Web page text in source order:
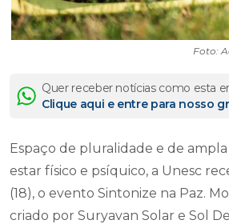
Foto:
Quer receber notícias como esta
Clique aqui e entre para nosso
Espaço de pluralidade e de
estar físico e psíquico, a Unesc
(18), o evento Sintonize na Paz.
criado por Suryavan Solar e Sol